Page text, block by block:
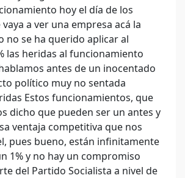
hoy el día de los
a ver una empresa acá la
no se ha querido aplicar al
las heridas al funcionamiento
antes de un inocentado
político muy no sentada
Estos funcionamientos, que
dicho que pueden ser un antes y
ventaja competitiva que nos
pues bueno, están infinitamente
1% y no hay un compromiso
del Partido Socialista a nivel de